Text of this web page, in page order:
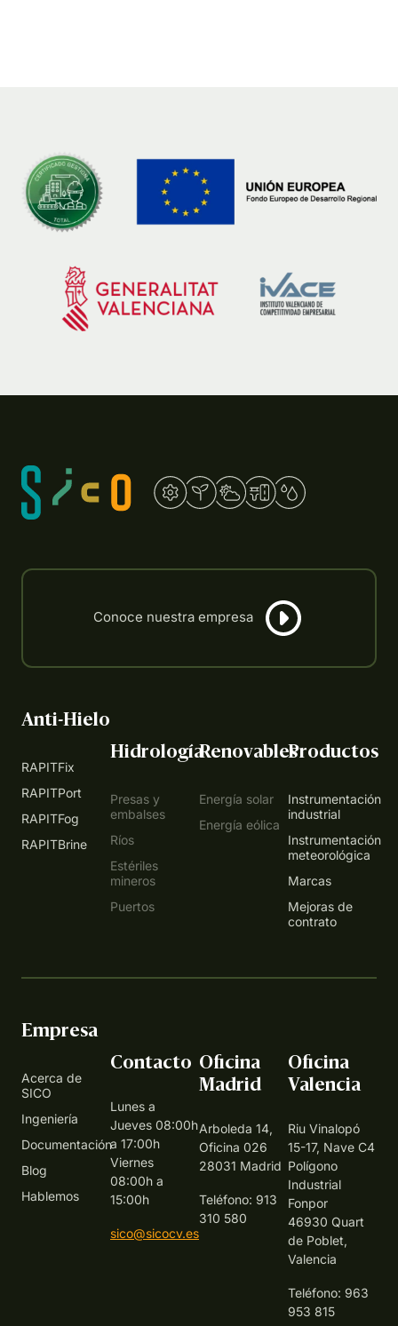
Anti-Hielo
RAPITFix
RAPITPort
RAPITFog
RAPITBrine
Hidrología
Presas y
embalses
Ríos
Estériles
mineros
Puertos
Renovables
Energía solar
Energía eólica
Productos
Instrumentación
industrial
Instrumentación
meteorológica
Marcas
Mejoras de
contrato
Empresa
Acerca de
SICO
Ingeniería
Documentación
Blog
Hablemos
Contacto
Lunes a
Jueves 08:00h
a 17:00h
Viernes
08:00h a
15:00h
sico@sicocv.es
Oficina
Madrid
Arboleda 14,
Oficina 026
28031 Madrid
Teléfono: 913
310 580
Oficina
Valencia
Riu Vinalopó
15-17, Nave C4
Polígono
Industrial
Fonpor
46930 Quart
de Poblet,
Valencia
Teléfono: 963
953 815